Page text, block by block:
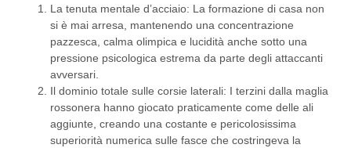
La tenuta mentale d’acciaio: La formazione di casa non
si è mai arresa, mantenendo una concentrazione
pazzesca, calma olimpica e lucidità anche sotto una
pressione psicologica estrema da parte degli attaccanti
avversari.
Il dominio totale sulle corsie laterali: I terzini dalla maglia
rossonera hanno giocato praticamente come delle ali
aggiunte, creando una costante e pericolosissima
superiorità numerica sulle fasce che costringeva la